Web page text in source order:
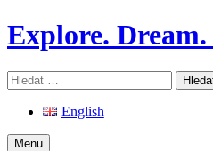
Skip
to
Explore. Dream.
Vyhledávání
English
Menu